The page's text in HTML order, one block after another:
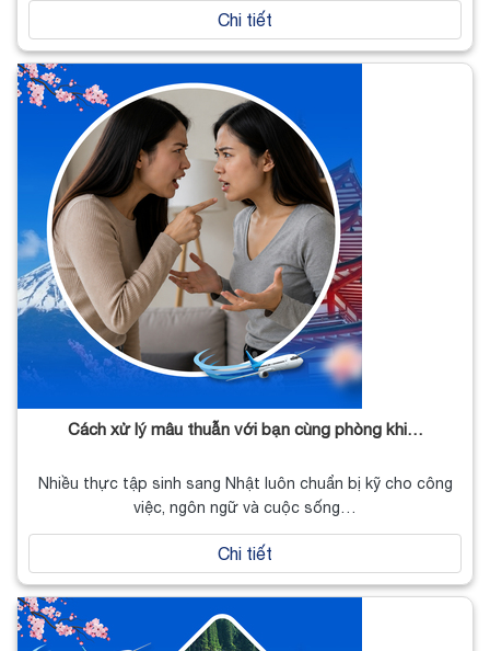
Chi tiết
Cách xử lý mâu thuẫn với bạn cùng phòng khi…
Nhiều thực tập sinh sang Nhật luôn chuẩn bị kỹ cho công
việc, ngôn ngữ và cuộc sống…
Chi tiết